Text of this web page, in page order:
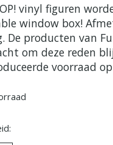
vinyl figuren
window box!
De producten van
om deze reden
voorraad